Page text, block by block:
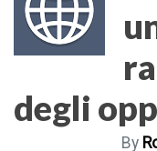
degli
By